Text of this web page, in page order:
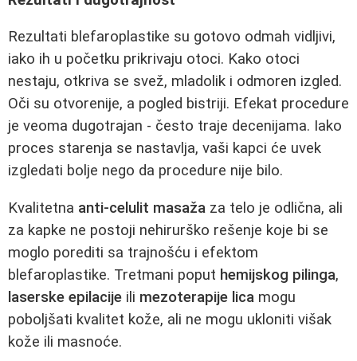
Rezultati blefaroplastike su gotovo odmah vidljivi,
iako ih u početku prikrivaju otoci. Kako otoci
nestaju, otkriva se svež, mladolik i odmoren izgled.
Oči su otvorenije, a pogled bistriji. Efekat procedure
je veoma dugotrajan - često traje decenijama. Iako
proces starenja se nastavlja, vaši kapci će uvek
izgledati bolje nego da procedure nije bilo.
Kvalitetna anti-celulit masaža za telo je odlična, ali
za kapke ne postoji nehirurško rešenje koje bi se
moglo porediti sa trajnošću i efektom
blefaroplastike. Tretmani poput hemijskog pilinga,
laserske epilacije ili mezoterapije lica mogu
poboljšati kvalitet kože, ali ne mogu ukloniti višak
kože ili masnoće.